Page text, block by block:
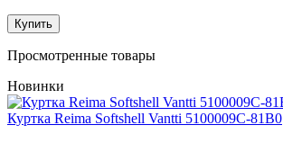
Купить
Просмотренные товары
Новинки
Куртка Reima Softshell Vantti 5100009C-81B0